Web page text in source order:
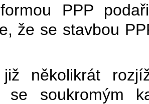
PPP
že se stavbou
několikrát
se soukromým